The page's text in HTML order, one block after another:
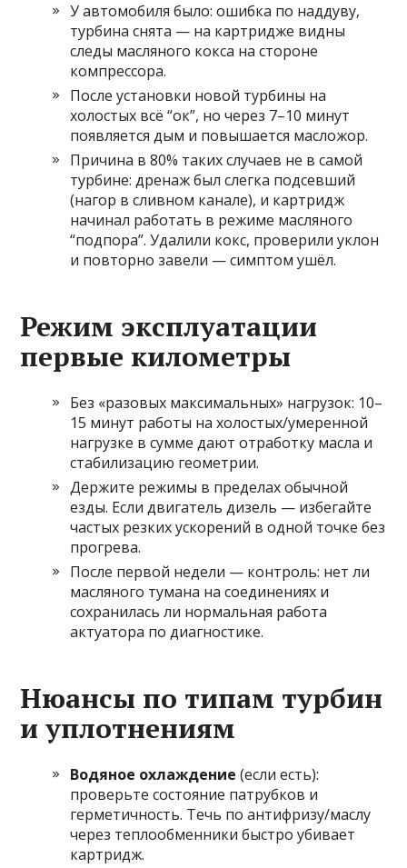
У автомобиля было: ошибка по наддуву,
турбина снята — на картридже видны
следы масляного кокса на стороне
компрессора.
После установки новой турбины на
холостых всё “ок”, но через 7–10 минут
появляется дым и повышается масложор.
Причина в 80% таких случаев не в самой
турбине: дренаж был слегка подсевший
(нагор в сливном канале), и картридж
начинал работать в режиме масляного
“подпора”. Удалили кокс, проверили уклон
и повторно завели — симптом ушёл.
Режим эксплуатации
первые километры
Без «разовых максимальных» нагрузок: 10–
15 минут работы на холостых/умеренной
нагрузке в сумме дают отработку масла и
стабилизацию геометрии.
Держите режимы в пределах обычной
езды. Если двигатель дизель — избегайте
частых резких ускорений в одной точке без
прогрева.
После первой недели — контроль: нет ли
масляного тумана на соединениях и
сохранилась ли нормальная работа
актуатора по диагностике.
Нюансы по типам турбин
и уплотнениям
Водяное охлаждение (если есть):
проверьте состояние патрубков и
герметичность. Течь по антифризу/маслу
через теплообменники быстро убивает
картридж.